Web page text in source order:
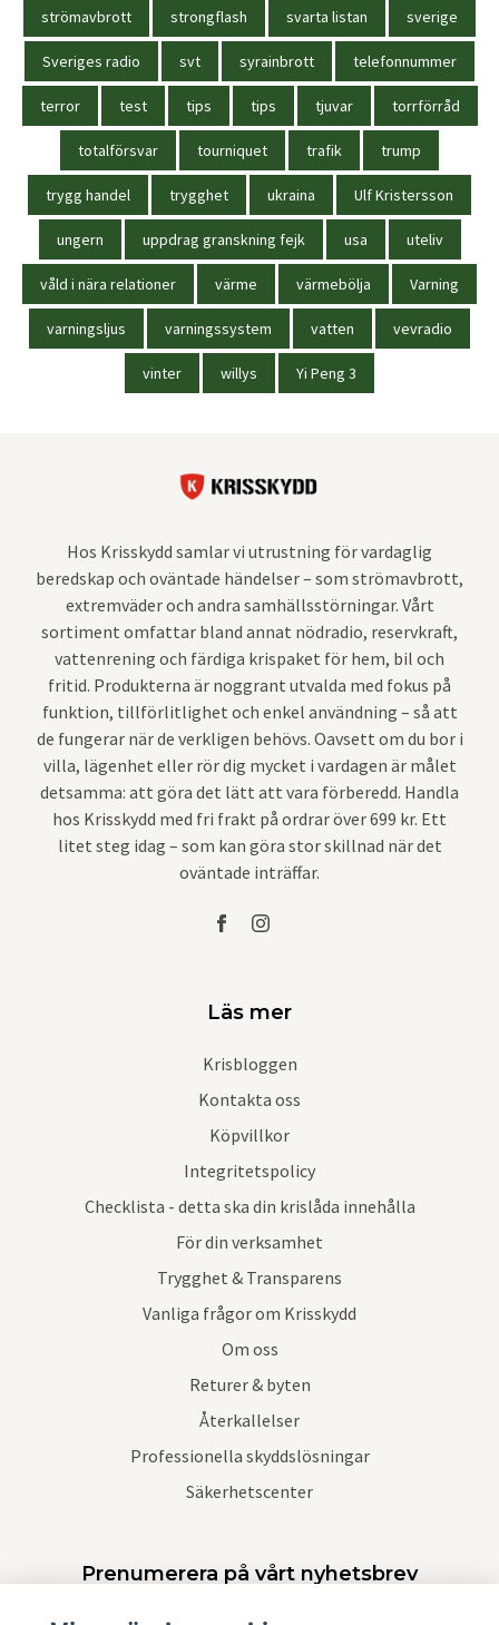
strömavbrott strongflash svarta listan sverige
Sveriges radio svt syrainbrott telefonnummer
terror test tips tips tjuvar torrförråd
totalförsvar tourniquet trafik trump
trygg handel trygghet ukraina Ulf Kristersson
ungern uppdrag granskning fejk usa uteliv
våld i nära relationer värme värmebölja Varning
varningsljus varningssystem vatten vevradio
vinter willys Yi Peng 3
Hos Krisskydd samlar vi utrustning för vardaglig
beredskap och oväntade händelser – som strömavbrott,
extremväder och andra samhällsstörningar. Vårt
sortiment omfattar bland annat nödradio, reservkraft,
vattenrening och färdiga krispaket för hem, bil och
fritid. Produkterna är noggrant utvalda med fokus på
funktion, tillförlitlighet och enkel användning – så att
de fungerar när de verkligen behövs. Oavsett om du bor i
villa, lägenhet eller rör dig mycket i vardagen är målet
detsamma: att göra det lätt att vara förberedd. Handla
hos Krisskydd med fri frakt på ordrar över 699 kr. Ett
litet steg idag – som kan göra stor skillnad när det
oväntade inträffar.
Läs mer
Krisbloggen
Kontakta oss
Köpvillkor
Integritetspolicy
Checklista - detta ska din krislåda innehålla
För din verksamhet
Trygghet & Transparens
Vanliga frågor om Krisskydd
Om oss
Returer & byten
Återkallelser
Professionella skyddslösningar
Säkerhetscenter
Prenumerera på vårt nyhetsbrev